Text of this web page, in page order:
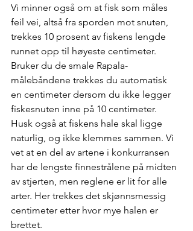
Vi minner også om at fisk som måles
feil vei, altså fra sporden mot snuten,
trekkes 10 prosent av fiskens lengde
runnet opp til høyeste centimeter.
Bruker du de smale Rapala-
målebåndene trekkes du automatisk
en centimeter dersom du ikke legger
fiskesnuten inne på 10 centimeter.
Husk også at fiskens hale skal ligge
naturlig, og ikke klemmes sammen. Vi
vet at en del av artene i konkurransen
har de lengste finnestrålene på midten
av stjerten, men reglene er lit for alle
arter. Her trekkes det skjønnsmessig
centimeter etter hvor mye halen er
brettet.